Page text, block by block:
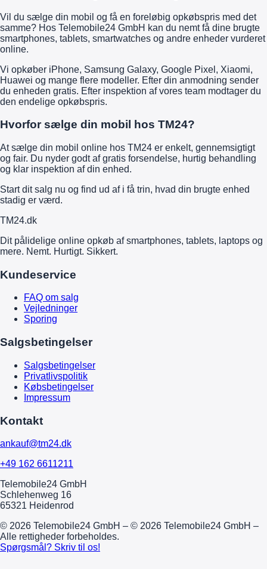
Vil du sælge din mobil og få en foreløbig opkøbspris med det
samme? Hos Telemobile24 GmbH kan du nemt få dine brugte
smartphones, tablets, smartwatches og andre enheder vurderet
online.
Vi opkøber iPhone, Samsung Galaxy, Google Pixel, Xiaomi,
Huawei og mange flere modeller. Efter din anmodning sender
du enheden gratis. Efter inspektion af vores team modtager du
den endelige opkøbspris.
Hvorfor sælge din mobil hos TM24?
At sælge din mobil online hos TM24 er enkelt, gennemsigtigt
og fair. Du nyder godt af gratis forsendelse, hurtig behandling
og klar inspektion af din enhed.
Start dit salg nu og find ud af i få trin, hvad din brugte enhed
stadig er værd.
TM24.dk
Dit pålidelige online opkøb af smartphones, tablets, laptops og
mere. Nemt. Hurtigt. Sikkert.
Kundeservice
FAQ om salg
Vejledninger
Sporing
Salgsbetingelser
Salgsbetingelser
Privatlivspolitik
Købsbetingelser
Impressum
Kontakt
ankauf@tm24.dk
+49 162 6611211
Telemobile24 GmbH
Schlehenweg 16
65321 Heidenrod
© 2026 Telemobile24 GmbH – © 2026 Telemobile24 GmbH –
Alle rettigheder forbeholdes.
Spørgsmål? Skriv til os!